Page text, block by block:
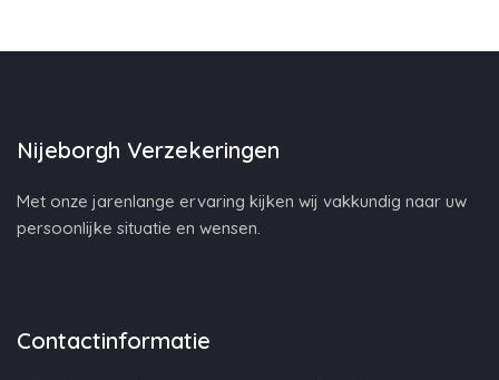
Nijeborgh Verzekeringen
Met onze jarenlange ervaring kijken wij vakkundig naar uw
persoonlijke situatie en wensen.
Contactinformatie